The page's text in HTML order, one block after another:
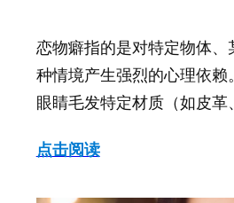
恋物癖指的是对特定物体、
种情境产生强烈的心理依赖
眼睛毛发特定材质（如皮
点击阅读